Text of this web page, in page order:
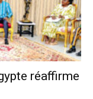
réaffirme